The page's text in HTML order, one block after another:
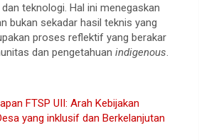
teknologi. Hal ini menegaskan
bukan sekadar hasil teknis yang
proses reflektif yang berakar
dan pengetahuan indigenous.
FTSP UII: Arah Kebijakan
yang inklusif dan Berkelanjutan